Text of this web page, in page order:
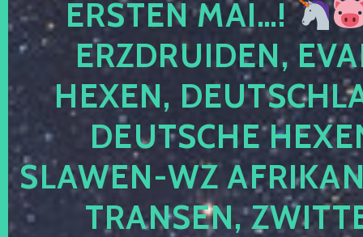
ERSTEN MAI…!
ERZDRUIDEN,
HEXEN,
DEUTSCHE
SLAWEN-WZ
TRANSEN,